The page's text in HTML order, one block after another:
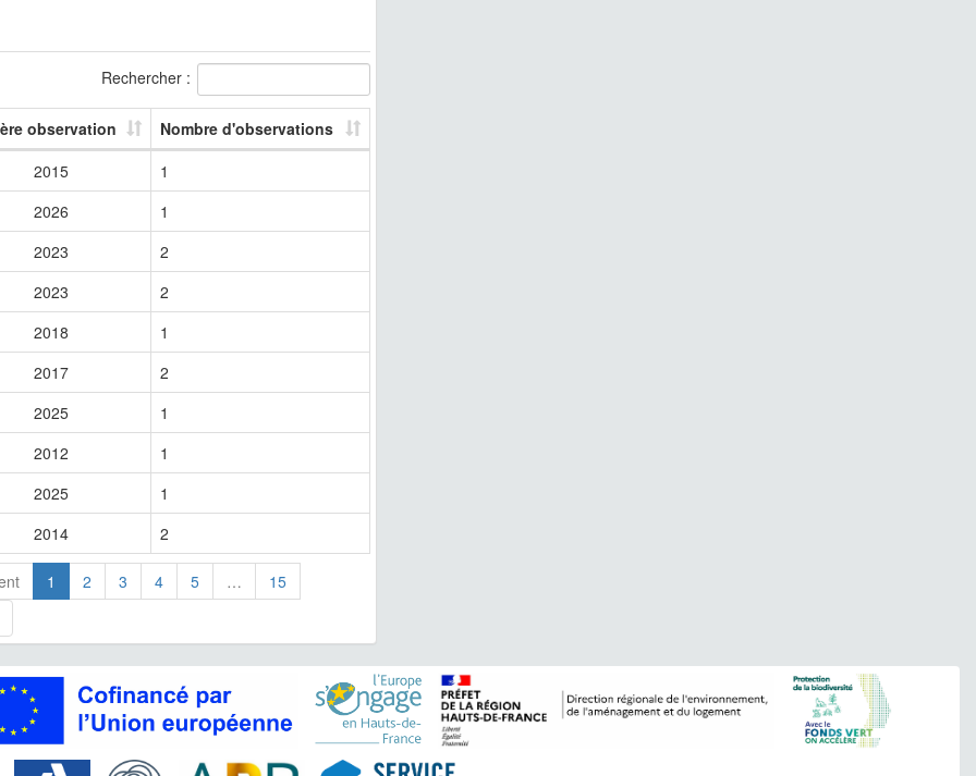
Rechercher :
observation
Nombre d'observations
2015
1
2026
1
2023
2
2023
2
2018
1
2017
2
2025
1
2012
1
2025
1
2014
2
1 2 3 4 5 … 15